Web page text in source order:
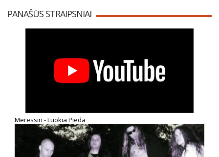
PANAŠŪS STRAIPSNIAI
Meressin - Luokia Pieda